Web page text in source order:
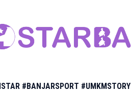
#BANJARSPORT #UMKMSTORY